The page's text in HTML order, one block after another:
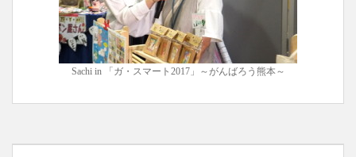
Sachi in 「ガ・スマート2017」～がんばろう熊本～